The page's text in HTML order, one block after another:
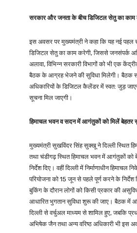
सरकार और जनता के बीच डिजिटल सेतु का काम
इस अवसर पर मुख्यमंत्री ने कहा कि यह नई
डिजिटल सेतु का काम करेगी, जिससे जनसंपर्क
अलावा, विभिन्न सरकारी विभागों को भी एक
बैठक के आग्रह भेजने की सुविधा मिलेगी। बैठक
अधिकारियों के डिजिटल कैलेंडर में स्वत: जुड़
सूचना मिल जाएगी।
हिमाचल भवन व सदन में आगंतुकों को मिलें बेहतर
मुख्यमंत्री सुखविंदर सिंह सुक्खू ने दिल्ली स्थित
तथा चंडीगढ़ स्थित हिमाचल भवन में आगंतुकों को
निर्देश दिए। वहीं दिल्ली में निर्माणाधीन हिमाचल
परियोजना को 15 जून से पहले पूर्ण करने के निर्देश
बुकिंग के दौरान लोगों को किसी प्रकार की
आधारित भुगतान सुविधा शुरू की जाए। बैठक में
दिल्ली से वर्चुअल माध्यम से शामिल हुए, जबकि
अभिषेक जैन तथा अन्य वरिष्ठ अधिकारी भी इस